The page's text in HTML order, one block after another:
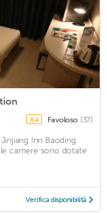
8,4 Favoloso (37)
Inn Baoding
camere sono dotate
Verifica disponibilità